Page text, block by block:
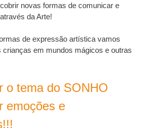
novas formas de comunicar e
da Arte!
de expressão artística vamos
em mundos mágicos e outras
o tema do SONHO
emoções e